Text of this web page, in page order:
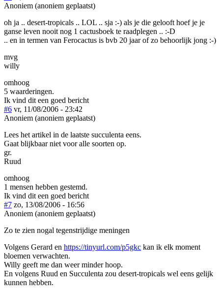
Anoniem (anoniem geplaatst)
oh ja .. desert-tropicals .. LOL .. sja :-) als je die gelooft hoef je je
ganse leven nooit nog 1 cactusboek te raadplegen .. :-D
.. en in termen van Ferocactus is bvb 20 jaar of zo behoorlijk jong :-)
mvg
willy
omhoog
5 waarderingen.
Ik vind dit een goed bericht
#6 vr, 11/08/2006 - 23:42
Anoniem (anoniem geplaatst)
Lees het artikel in de laatste succulenta eens.
Gaat blijkbaar niet voor alle soorten op.
gr.
Ruud
omhoog
1 mensen hebben gestemd.
Ik vind dit een goed bericht
#7 zo, 13/08/2006 - 16:56
Anoniem (anoniem geplaatst)
Zo te zien nogal tegenstrijdige meningen
Volgens Gerard en https://tinyurl.com/p5gkc kan ik elk moment
bloemen verwachten.
Willy geeft me dan weer minder hoop.
En volgens Ruud en Succulenta zou desert-tropicals wel eens gelijk
kunnen hebben.